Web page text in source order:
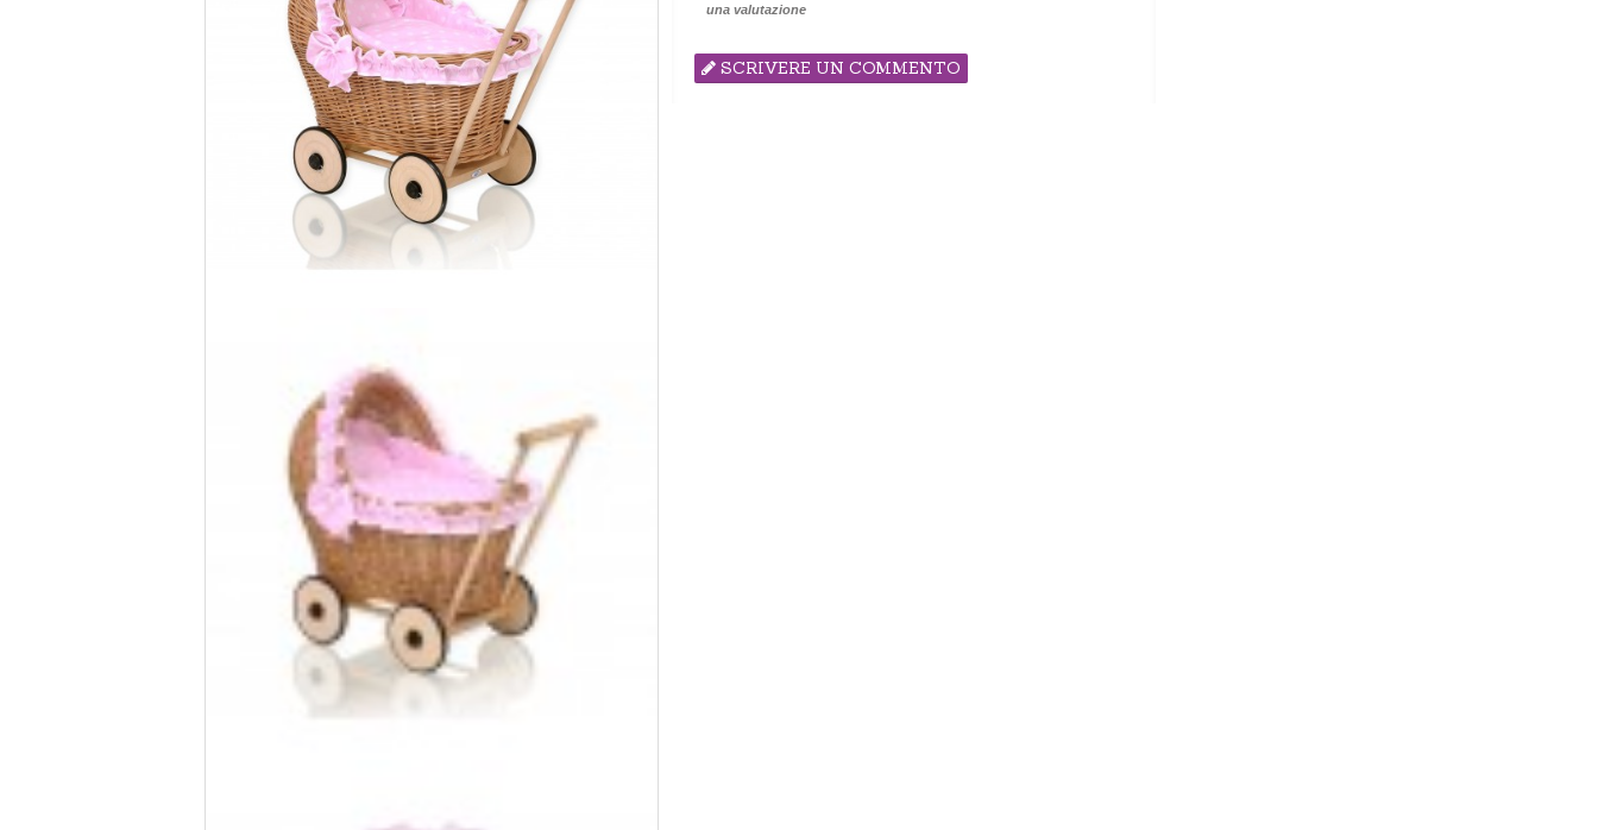
una valutazione
SCRIVERE UN COMMENTO